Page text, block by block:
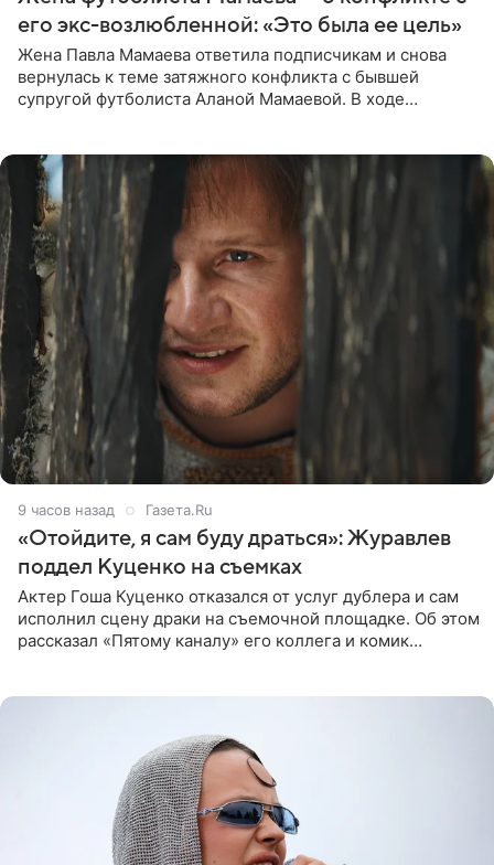
его экс-возлюбленной: «Это была ее цель»
Жена Павла Мамаева ответила подписчикам и снова
вернулась к теме затяжного конфликта с бывшей
супругой футболиста Аланой Мамаевой. В ходе
9 часов назад Газета.Ru
«Отойдите, я сам буду драться»: Журавлев
поддел Куценко на съемках
Актер Гоша Куценко отказался от услуг дублера и сам
исполнил сцену драки на съемочной площадке. Об этом
рассказал «Пятому каналу» его коллега и комик